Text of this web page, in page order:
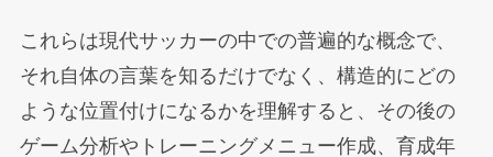
これらは現代サッカーの中での普遍的な概念で、
それ自体の言葉を知るだけでなく、構造的にどの
ような位置付けになるかを理解すると、その後の
ゲーム分析やトレーニングメニュー作成、育成年